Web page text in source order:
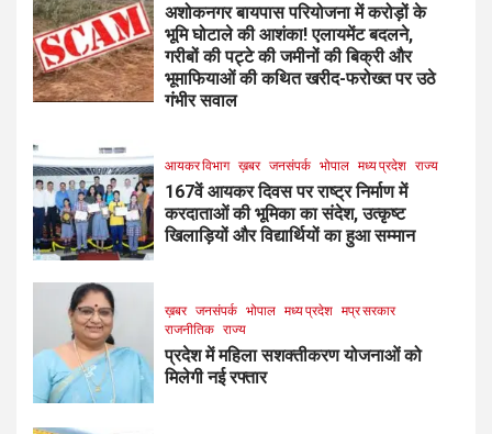
अशोकनगर बायपास परियोजना में करोड़ों के
भूमि घोटाले की आशंका! एलायमेंट बदलने,
गरीबों की पट्टे की जमीनों की बिक्री और
भूमाफियाओं की कथित खरीद-फरोख्त पर उठे
गंभीर सवाल
आयकर विभाग ख़बर जनसंपर्क भोपाल मध्य प्रदेश राज्य
167वें आयकर दिवस पर राष्ट्र निर्माण में
करदाताओं की भूमिका का संदेश, उत्कृष्ट
खिलाड़ियों और विद्यार्थियों का हुआ सम्मान
ख़बर जनसंपर्क भोपाल मध्य प्रदेश मप्र सरकार
राजनीतिक राज्य
प्रदेश में महिला सशक्तीकरण योजनाओं को
मिलेगी नई रफ्तार